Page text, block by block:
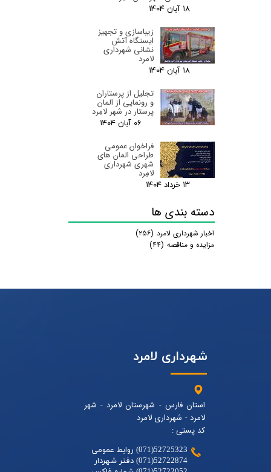
۱۸ آبان ۰۴
زیباسازی و تجهیز
ایستگاه آتش
نشانی شهرداری
لامرد
۱۸ آبان ۰۴
تجلیل از پرستاران
و رونمایی از المان
پرستار در شهر لامِرد
۰۶ آبان ۰۴
فراخوان عمومی
طراحی المان های
شهری شهرداری
لامِرد
۱۳ خرداد ۰۴
دسته بندی ها
اخبار شهرداری لامرد (۲۵۶)
مزایده و مناقصه (۴۴)
شهرداری لامرد
استان فارس - شهرستان لامرد - شهر
لامرد - شهرداری لامرد
کد پستی :
52725323(071) روابط عمومی
52722874(071) دفتر شهردار